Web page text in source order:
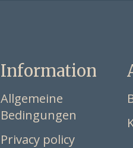
Information
Allgemeine
Bedingungen
Privacy policy